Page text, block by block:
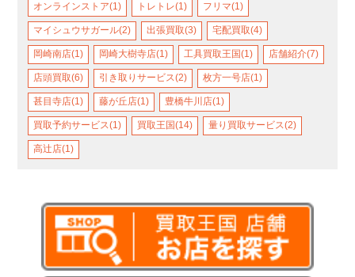
オンラインストア(1) トレトレ(1) フリマ(1)
マイシュウサガール(2) 出張買取(3) 宅配買取(4)
岡崎南店(1) 岡崎大樹寺店(1) 工具買取王国(1) 店舗紹介(7)
店頭買取(6) 引き取りサービス(2) 枚方一号店(1)
甚目寺店(1) 藤が丘店(1) 豊橋牛川店(1)
買取予約サービス(1) 買取王国(14) 量り買取サービス(2)
高辻店(1)